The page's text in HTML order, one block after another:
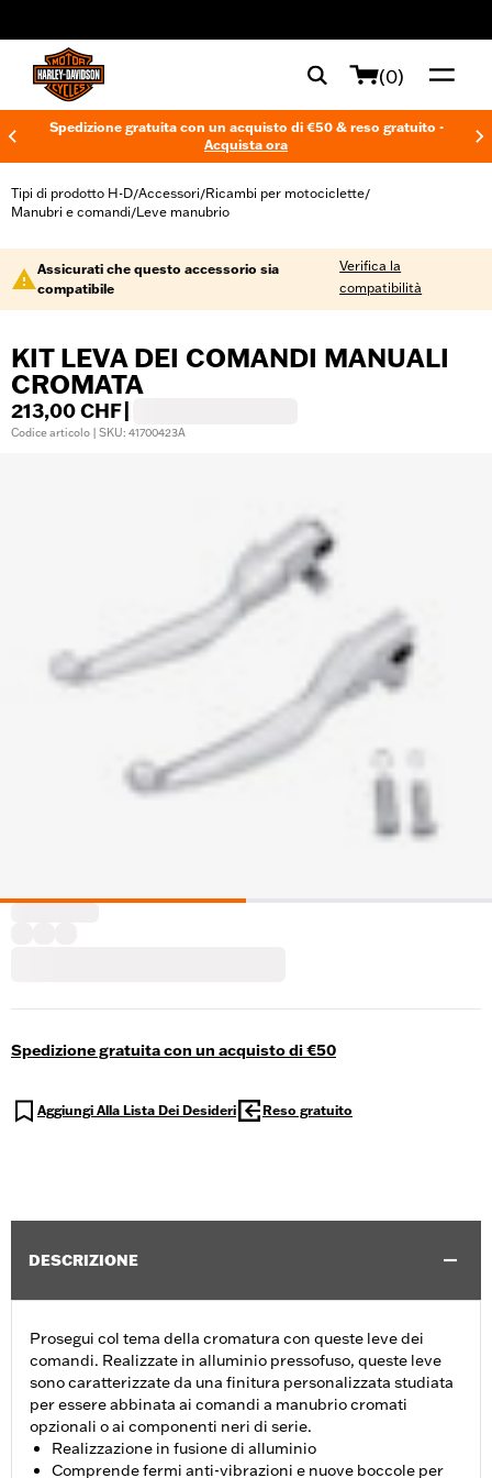
(0)
Spedizione gratuita con un acquisto di €50 & reso gratuito -
Acquista ora
Tipi di prodotto H-D/Accessori/Ricambi per motociclette/
Manubri e comandi/Leve manubrio
Assicurati che questo accessorio sia
compatibile
Verifica la
compatibilità
KIT LEVA DEI COMANDI MANUALI
CROMATA
213,00 CHF
Codice articolo | SKU: 41700423A
Spedizione gratuita con un acquisto di €50
Aggiungi Alla Lista Dei Desideri Reso gratuito
DESCRIZIONE
Prosegui col tema della cromatura con queste leve dei
comandi. Realizzate in alluminio pressofuso, queste leve
sono caratterizzate da una finitura personalizzata studiata
per essere abbinata ai comandi a manubrio cromati
opzionali o ai componenti neri di serie.
Realizzazione in fusione di alluminio
Comprende fermi anti-vibrazioni e nuove boccole per